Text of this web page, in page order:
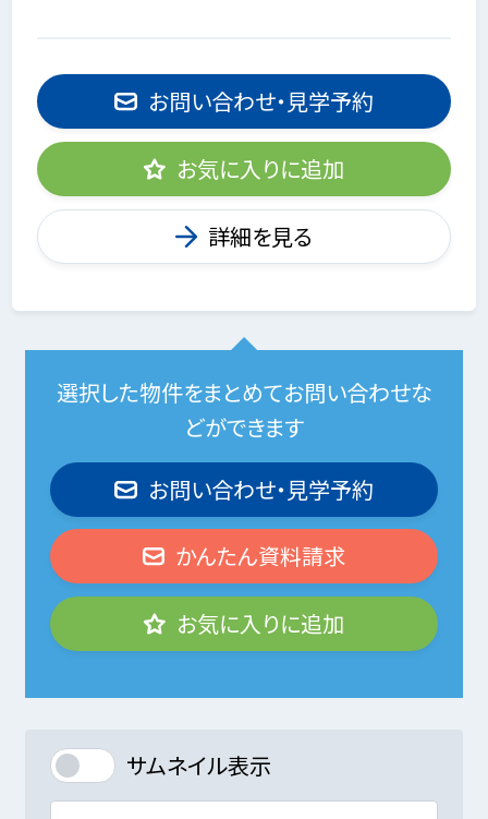
お問い合わせ・見学予約
お気に入りに追加
詳細を見る
選択した物件をまとめてお問い合わせな
どができます
お問い合わせ・見学予約
かんたん資料請求
お気に入りに追加
サムネイル表示